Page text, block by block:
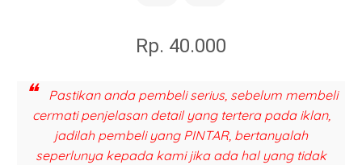
Rp. 40.000
Pastikan anda pembeli serius, sebelum membeli
cermati penjelasan detail yang tertera pada iklan,
jadilah pembeli yang PINTAR, bertanyalah
seperlunya kepada kami jika ada hal yang tidak